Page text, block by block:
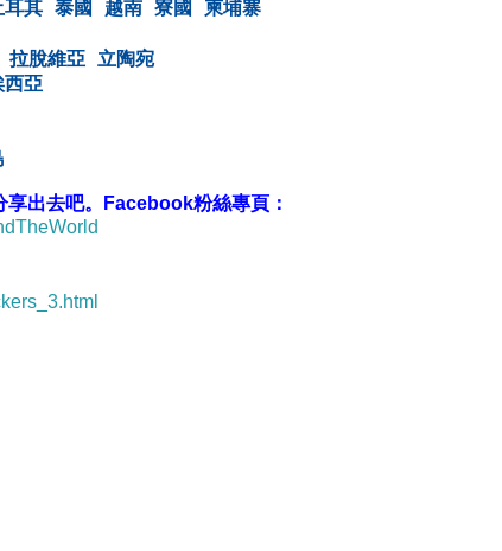
耳其 泰國 越南 寮國 柬埔寨
拉脫維亞 立陶宛
西亞
出去吧。Facebook粉絲專頁：